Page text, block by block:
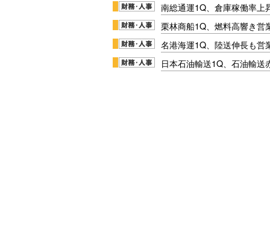
南総通運1Q、倉庫稼働率上
栗林商船1Q、燃料高響き営
名港海運1Q、陸送伸長も営
日本石油輸送1Q、石油輸送